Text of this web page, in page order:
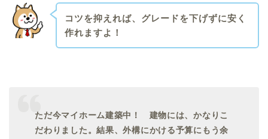
コツを抑えれば、グレードを下げずに安く
作れますよ！
ただ今マイホーム建築中！ 建物には、かなりこ
だわりました。結果、外構にかける予算にもう余